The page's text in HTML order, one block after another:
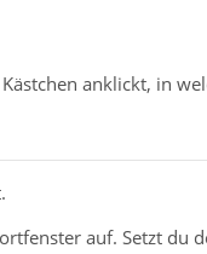
anklickt, in
auf. Setzt du